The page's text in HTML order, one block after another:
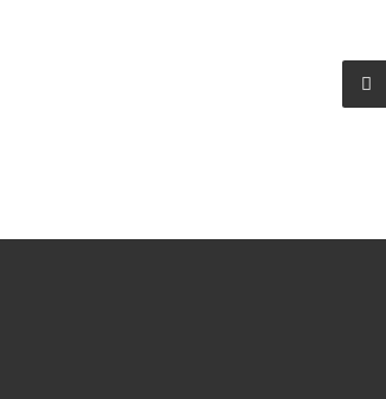
مشاركة عبر البريد